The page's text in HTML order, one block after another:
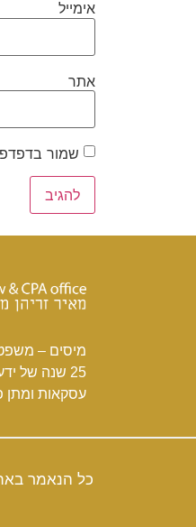
אימייל
אתר
שמור
מיסים –
25 שנה של
עסקאות ומתן
כל הנאמר